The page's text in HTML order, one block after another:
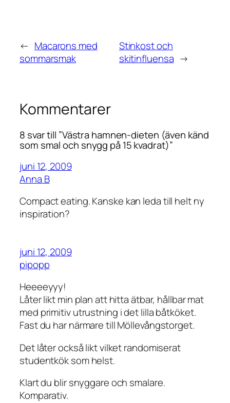
← Macarons med
sommarsmak
Stinkost och
skitinfluensa →
Kommentarer
8 svar till ”Västra hamnen-dieten (även känd
som smal och snygg på 15 kvadrat)”
juni 12, 2009
Anna B
Compact eating. Kanske kan leda till helt ny
inspiration?
juni 12, 2009
pipopp
Heeeeyyy!
Låter likt min plan att hitta ätbar, hållbar mat
med primitiv utrustning i det lilla båtköket.
Fast du har närmare till Möllevångstorget.
Det låter också likt vilket randomiserat
studentkök som helst.
Klart du blir snyggare och smalare.
Komparativ.